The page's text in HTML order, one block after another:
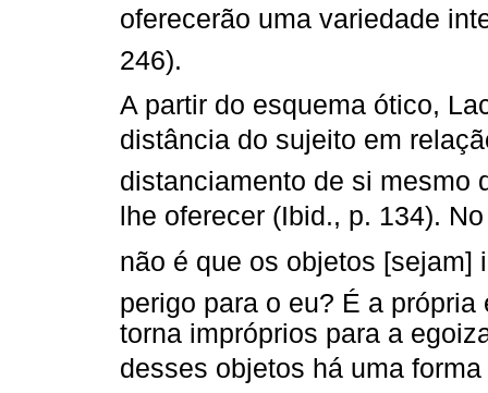
oferecerão uma variedade
246).
A partir do esquema ótico,
distância do sujeito em
distanciamento de si mesmo
lhe oferecer (Ibid., p. 134).
não é que os objetos
perigo para o eu? É a
torna impróprios para a
desses objetos há uma